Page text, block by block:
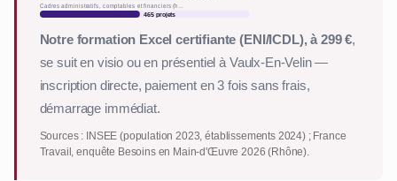
Cadres administratifs, comptables et financiers (h…
465 projets
Notre formation Excel certifiante (ENI/ICDL), à 299 €,
se suit en visio ou en présentiel à Vaulx-En-Velin —
inscription directe, paiement en 3 fois sans frais,
démarrage immédiat.
Sources : INSEE (population 2023, établissements 2024) ; France
Travail, enquête Besoins en Main-d'Œuvre 2026 (Rhône).